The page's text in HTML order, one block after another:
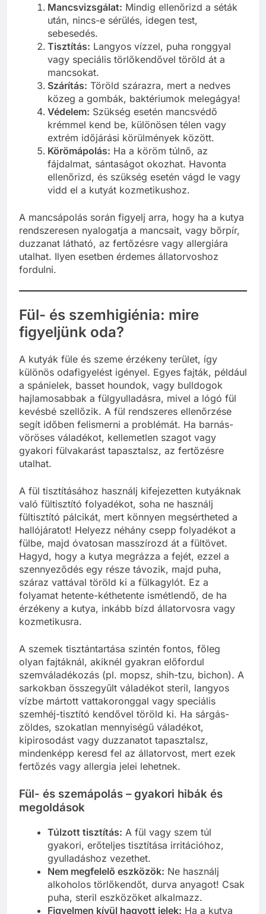
Mancsvizsgálat: Mindig ellenőrizd a séták
után, nincs-e sérülés, idegen test,
sebesedés.
Tisztítás: Langyos vízzel, puha ronggyal
vagy speciális törlőkendővel töröld át a
mancsokat.
Szárítás: Töröld szárazra, mert a nedves
közeg a gombák, baktériumok melegágya!
Védelem: Szükség esetén mancsvédő
krémmel kend be, különösen télen vagy
extrém időjárási körülmények között.
Körömápolás: Ha a köröm túlnő, az
fájdalmat, sántaságot okozhat. Havonta
ellenőrizd, és szükség esetén vágd le vagy
vidd el a kutyát kozmetikushoz.
A mancsápolás során figyelj arra, hogy ha a kutya
rendszeresen nyalogatja a mancsait, vagy bőrpír,
duzzanat látható, az fertőzésre vagy allergiára
utalhat. Ilyen esetben érdemes állatorvoshoz
fordulni.
Fül- és szemhigiénia: mire
figyeljünk oda?
A kutyák füle és szeme érzékeny terület, így
különös odafigyelést igényel. Egyes fajták, például
a spánielek, basset houndok, vagy bulldogok
hajlamosabbak a fülgyulladásra, mivel a lógó fül
kevésbé szellőzik. A fül rendszeres ellenőrzése
segít időben felismerni a problémát. Ha barnás-
vöröses váladékot, kellemetlen szagot vagy
gyakori fülvakarást tapasztalsz, az fertőzésre
utalhat.
A fül tisztításához használj kifejezetten kutyáknak
való fültisztító folyadékot, soha ne használj
fültisztító pálcikát, mert könnyen megsértheted a
hallójáratot! Helyezz néhány csepp folyadékot a
fülbe, majd óvatosan masszírozd át a fültövet.
Hagyd, hogy a kutya megrázza a fejét, ezzel a
szennyeződés egy része távozik, majd puha,
száraz vattával töröld ki a fülkagylót. Ez a
folyamat hetente-kéthetente ismétlendő, de ha
érzékeny a kutya, inkább bízd állatorvosra vagy
kozmetikusra.
A szemek tisztántartása szintén fontos, főleg
olyan fajtáknál, akiknél gyakran előfordul
szemváladékozás (pl. mopsz, shih-tzu, bichon). A
sarkokban összegyűlt váladékot steril, langyos
vízbe mártott vattakoronggal vagy speciális
szemhéj-tisztító kendővel töröld ki. Ha sárgás-
zöldes, szokatlan mennyiségű váladékot,
kipirosodást vagy duzzanatot tapasztalsz,
mindenképp keresd fel az állatorvost, mert ezek
fertőzés vagy allergia jelei lehetnek.
Fül- és szemápolás – gyakori hibák és
megoldások
Túlzott tisztítás: A fül vagy szem túl
gyakori, erőteljes tisztítása irritációhoz,
gyulladáshoz vezethet.
Nem megfelelő eszközök: Ne használj
alkoholos törlőkendőt, durva anyagot! Csak
puha, steril eszközöket alkalmazz.
Figyelmen kívül hagyott jelek: Ha a kutya